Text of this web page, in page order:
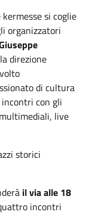
si coglie
organizzatori
direzione
di cultura
incontri con gli
live
storici
il via alle 18
incontri